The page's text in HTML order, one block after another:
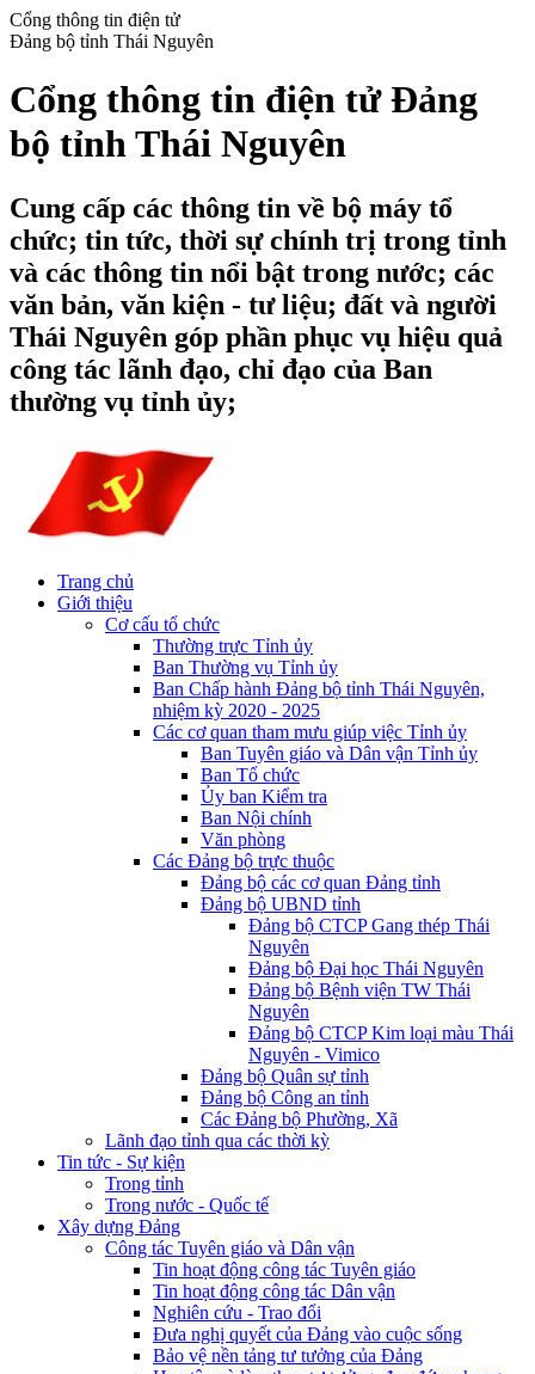
Cổng thông tin điện tử
Đảng bộ tỉnh Thái Nguyên
Cổng thông tin điện tử Đảng
bộ tỉnh Thái Nguyên
Cung cấp các thông tin về bộ máy tổ
chức; tin tức, thời sự chính trị trong tỉnh
và các thông tin nổi bật trong nước; các
văn bản, văn kiện - tư liệu; đất và người
Thái Nguyên góp phần phục vụ hiệu quả
công tác lãnh đạo, chỉ đạo của Ban
thường vụ tỉnh ủy;
Trang chủ
Giới thiệu
Cơ cấu tổ chức
Thường trực Tỉnh ủy
Ban Thường vụ Tỉnh ủy
Ban Chấp hành Đảng bộ tỉnh Thái Nguyên,
nhiệm kỳ 2020 - 2025
Các cơ quan tham mưu giúp việc Tỉnh ủy
Ban Tuyên giáo và Dân vận Tỉnh ủy
Ban Tổ chức
Ủy ban Kiểm tra
Ban Nội chính
Văn phòng
Các Đảng bộ trực thuộc
Đảng bộ các cơ quan Đảng tỉnh
Đảng bộ UBND tỉnh
Đảng bộ CTCP Gang thép Thái
Nguyên
Đảng bộ Đại học Thái Nguyên
Đảng bộ Bệnh viện TW Thái
Nguyên
Đảng bộ CTCP Kim loại màu Thái
Nguyên - Vimico
Đảng bộ Quân sự tỉnh
Đảng bộ Công an tỉnh
Các Đảng bộ Phường, Xã
Lãnh đạo tỉnh qua các thời kỳ
Tin tức - Sự kiện
Trong tỉnh
Trong nước - Quốc tế
Xây dựng Đảng
Công tác Tuyên giáo và Dân vận
Tin hoạt động công tác Tuyên giáo
Tin hoạt động công tác Dân vận
Nghiên cứu - Trao đổi
Đưa nghị quyết của Đảng vào cuộc sống
Bảo vệ nền tảng tư tưởng của Đảng